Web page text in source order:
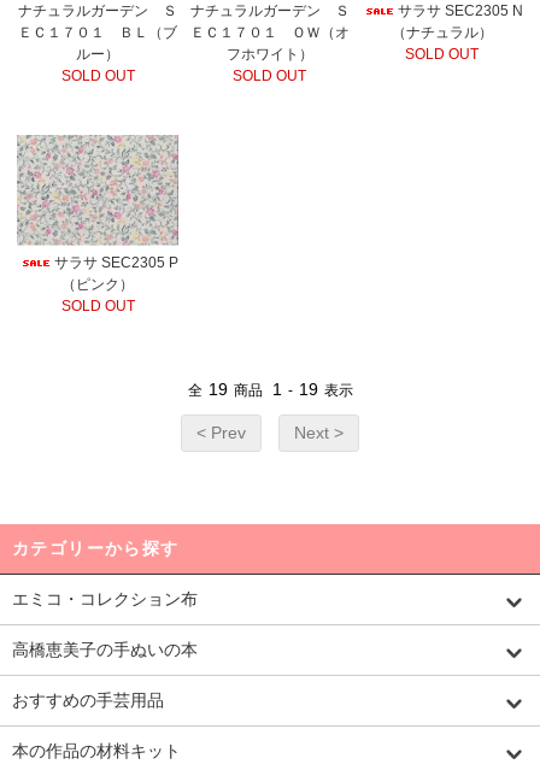
ナチュラルガーデン Ｓ
ＥＣ１７０１ ＢＬ（ブ
ルー）
SOLD OUT
ナチュラルガーデン Ｓ
ＥＣ１７０１ ＯＷ（オ
フホワイト）
SOLD OUT
サラサ SEC2305 N
（ナチュラル）
SOLD OUT
サラサ SEC2305 P
（ピンク）
SOLD OUT
全 19 商品 1 - 19 表示
< Prev Next >
カテゴリーから探す
エミコ・コレクション布
高橋恵美子の手ぬいの本
おすすめの手芸用品
本の作品の材料キット